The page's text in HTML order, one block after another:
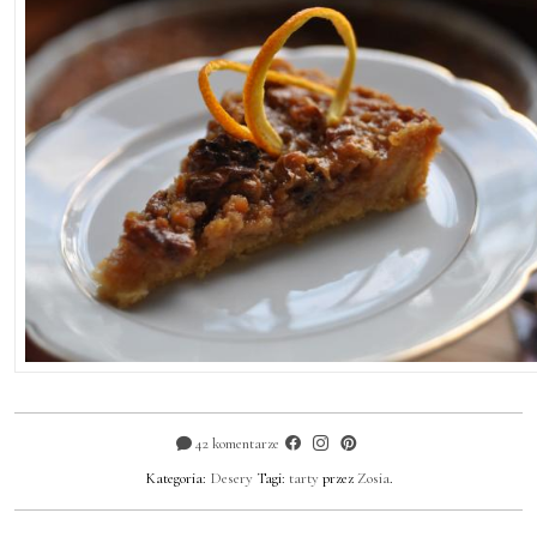
42 komentarze
Kategoria: DeseryTagi: tartyprzez Zosia.